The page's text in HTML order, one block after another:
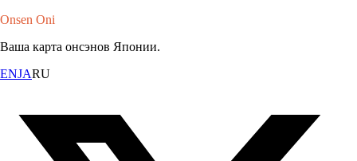
Onsen Oni
Ваша карта онсэнов Японии.
ENJARU